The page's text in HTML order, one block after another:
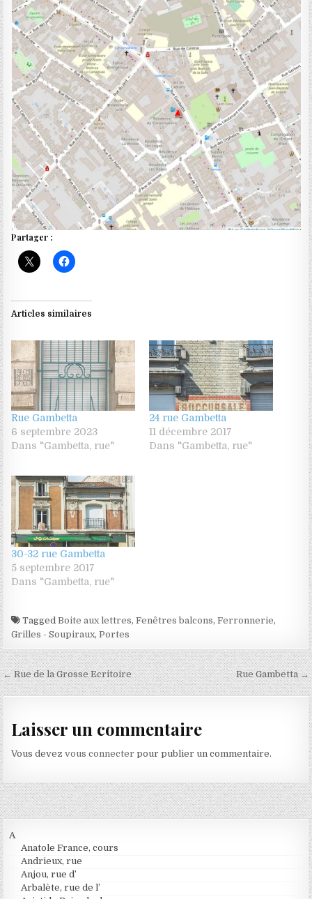
Partager :
Articles similaires
Rue Gambetta
6 septembre 2023
Dans "Gambetta, rue"
24 rue Gambetta
11 décembre 2017
Dans "Gambetta, rue"
30-32 rue Gambetta
5 septembre 2017
Dans "Gambetta, rue"
TaggedBoite aux lettres,Fenêtres balcons,Ferronnerie,
Grilles - Soupiraux,Portes
Navigation de l’article Rue Gambetta →
← Rue de la Grosse Ecritoire
Laisser un commentaire
Vous devezvous connecter pour publier un commentaire.
A
Anatole France, cours
Andrieux, rue
Anjou, rue d’
Arbalète, rue de l’